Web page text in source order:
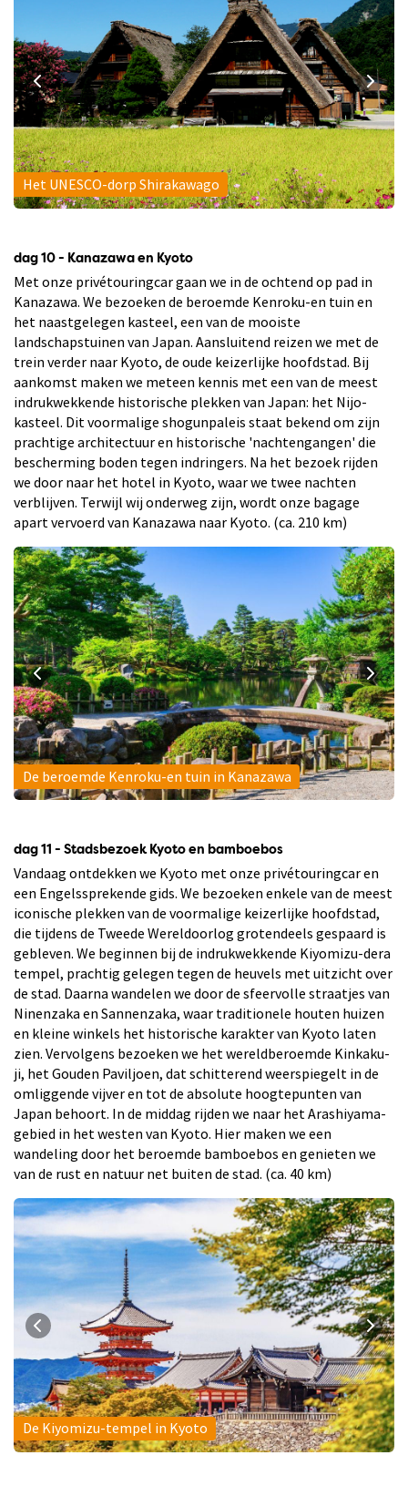
Het UNESCO-dorp Shirakawago
dag 10 - Kanazawa en Kyoto
Met onze privétouringcar gaan we in de ochtend op pad in
Kanazawa. We bezoeken de beroemde Kenroku-en tuin en
het naastgelegen kasteel, een van de mooiste
landschapstuinen van Japan. Aansluitend reizen we met de
trein verder naar Kyoto, de oude keizerlijke hoofdstad. Bij
aankomst maken we meteen kennis met een van de meest
indrukwekkende historische plekken van Japan: het Nijo-
kasteel. Dit voormalige shogunpaleis staat bekend om zijn
prachtige architectuur en historische 'nachtengangen' die
bescherming boden tegen indringers. Na het bezoek rijden
we door naar het hotel in Kyoto, waar we twee nachten
verblijven. Terwijl wij onderweg zijn, wordt onze bagage
apart vervoerd van Kanazawa naar Kyoto. (ca. 210 km)
De beroemde Kenroku-en tuin in Kanazawa
dag 11 - Stadsbezoek Kyoto en bamboebos
Vandaag ontdekken we Kyoto met onze privétouringcar en
een Engelssprekende gids. We bezoeken enkele van de meest
iconische plekken van de voormalige keizerlijke hoofdstad,
die tijdens de Tweede Wereldoorlog grotendeels gespaard is
gebleven. We beginnen bij de indrukwekkende Kiyomizu-dera
tempel, prachtig gelegen tegen de heuvels met uitzicht over
de stad. Daarna wandelen we door de sfeervolle straatjes van
Ninenzaka en Sannenzaka, waar traditionele houten huizen
en kleine winkels het historische karakter van Kyoto laten
zien. Vervolgens bezoeken we het wereldberoemde Kinkaku-
ji, het Gouden Paviljoen, dat schitterend weerspiegelt in de
omliggende vijver en tot de absolute hoogtepunten van
Japan behoort. In de middag rijden we naar het Arashiyama-
gebied in het westen van Kyoto. Hier maken we een
wandeling door het beroemde bamboebos en genieten we
van de rust en natuur net buiten de stad. (ca. 40 km)
De Kiyomizu-tempel in Kyoto